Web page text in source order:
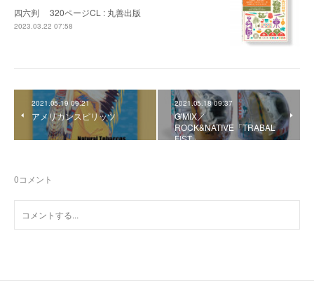
四六判 320ページCL : 丸善出版
2023.03.22 07:58
2021.05.19 09:21
アメリカンスピリッツ
2021.05.18 09:37
G'MIX／
ROCK&NATIVE「TRABAL
FIST」
0コメント